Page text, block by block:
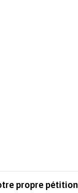
propre pétition